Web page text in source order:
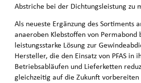
Abstriche bei der Dichtungsleistung zu
Als neueste Ergänzung des Sortiments
anaeroben Klebstoffen von Permabond
leistungsstarke Lösung zur
Hersteller, die den Einsatz von PFAS in
Betriebsabläufen und Lieferketten
gleichzeitig auf die Zukunft vorbereiten